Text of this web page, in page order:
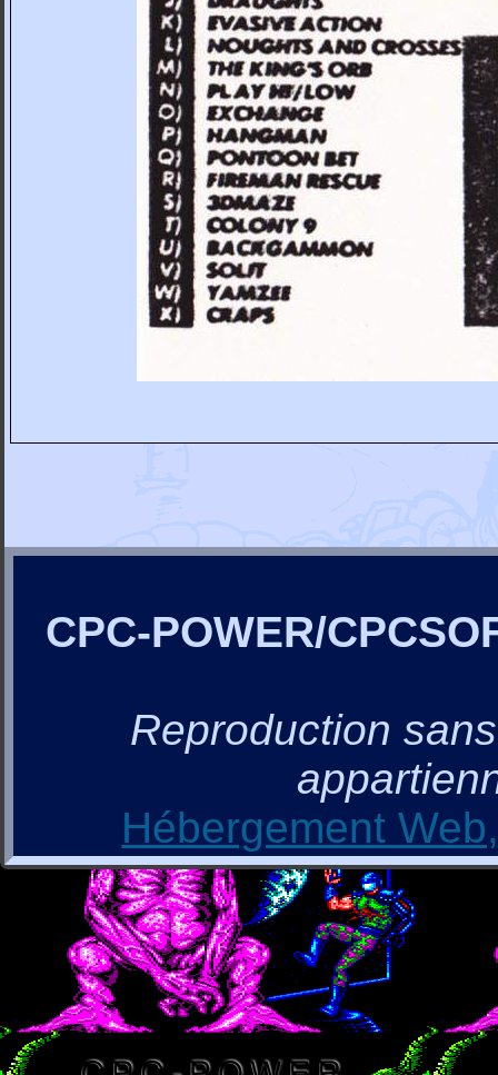
CPC-POWER/
Reproduction
Hébergement